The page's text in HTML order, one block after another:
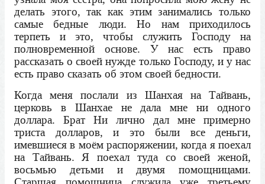
делать этого, так как этим занимались только
самые бедные люди. Но нам приходилось
терпеть и это, чтобы служить Господу на
полновременной основе. У нас есть право
рассказать о своей нужде только Господу, и у нас
есть право сказать об этом своей бедности.
Когда меня послали из Шанхая на Тайвань,
церковь в Шанхае не дала мне ни одного
доллара. Брат Ни лично дал мне примерно
триста долларов, и это были все деньги,
имевшиеся в моём распоряжении, когда я поехал
на Тайвань. Я поехал туда со своей женой,
восьмью детьми и двумя помощницами.